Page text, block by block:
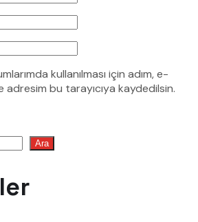
kullanılması için adım, e-
bu tarayıcıya kaydedilsin.
Ara